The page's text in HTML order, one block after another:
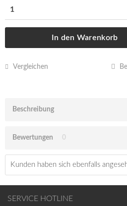
In den Warenkorb
Vergleichen
Beschreibung
Bewertungen 0
Kunden haben sich ebenfalls
SERVICE HOTLINE